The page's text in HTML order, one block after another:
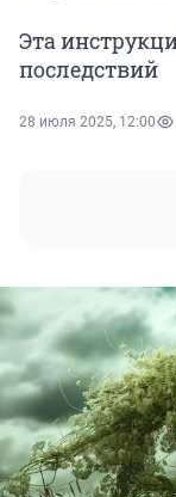
Эта
последствий
28 июля 2025, 12:00